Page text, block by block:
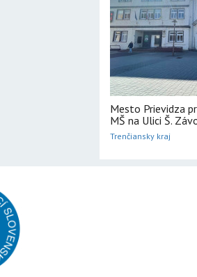
Mesto Prievidza
MŠ na Ulici Š.
Trenčiansky kraj